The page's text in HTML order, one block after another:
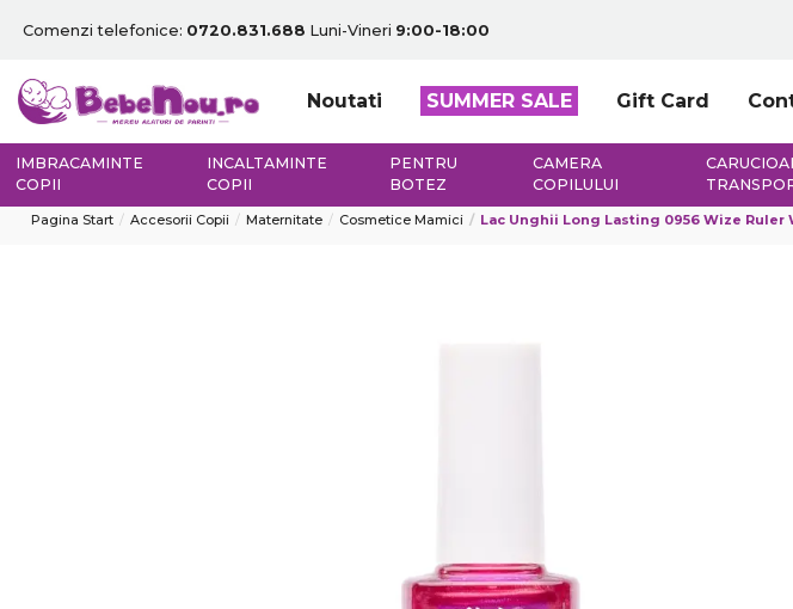
Comenzi telefonice: 0720.831.688 Luni-Vineri 9:00-18:00
Noutati SUMMER SALE Gift Card
IMBRACAMINTE
COPII
INCALTAMINTE
COPII
PENTRU
BOTEZ
CAMERA
COPILULUI
Pagina Start Accesorii Copii Maternitate Cosmetice Mamici Lac Unghii Long Lasting 0956 Wize Ruler